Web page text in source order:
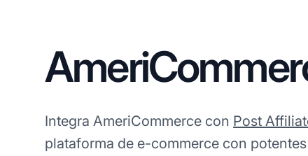
Integra AmeriCommerce con Post
plataforma de e-commerce con